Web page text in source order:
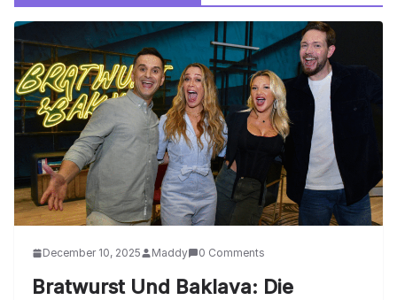
December 10, 2025 Maddy 0 Comments
Bratwurst Und Baklava: Die